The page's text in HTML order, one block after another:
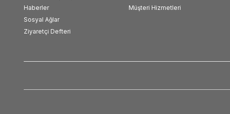
Haberler
Sosyal Ağlar
Ziyaretçi Defteri
Müşteri Hizmetleri